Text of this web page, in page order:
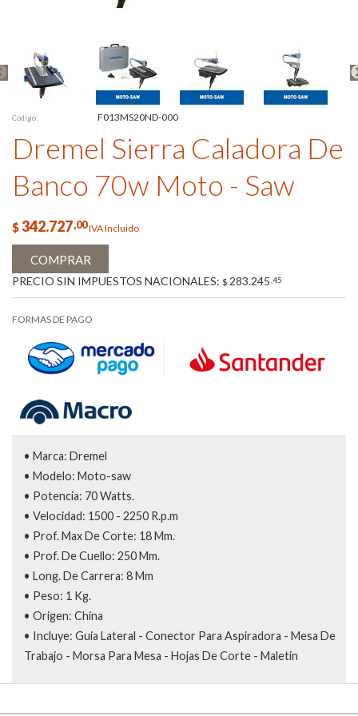
Código: F013MS20ND-000
Dremel Sierra Caladora De
Banco 70w Moto - Saw
$342.727,00IVA Incluido
COMPRAR
PRECIO SIN IMPUESTOS NACIONALES: $ 283.245 ,45
FORMAS DE PAGO
• Marca: Dremel
• Modelo: Moto-saw
• Potencia: 70 Watts.
• Velocidad: 1500 - 2250 R.p.m
• Prof. Max De Corte: 18 Mm.
• Prof. De Cuello: 250 Mm.
• Long. De Carrera: 8 Mm
• Peso: 1 Kg.
• Origen: China
• Incluye: Guia Lateral - Conector Para Aspiradora - Mesa De
Trabajo - Morsa Para Mesa - Hojas De Corte - Maletin